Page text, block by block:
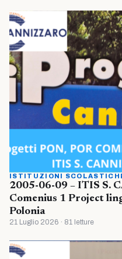
ISTITUZIONI
2005-06-09 – ITIS S.
Comenius 1 Project
Polonia
21 Luglio 2026 · 81 letture